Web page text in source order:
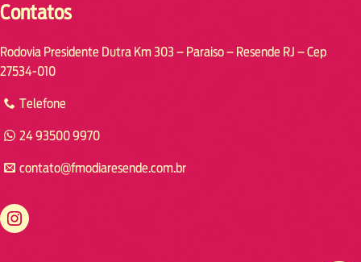
Contatos
Rodovia Presidente Dutra Km 303 – Paraiso – Resende RJ – Cep
27534-010
Telefone
24 93500 9970
contato@fmodiaresende.com.br
https://www.instagram.com/fmodiaresende